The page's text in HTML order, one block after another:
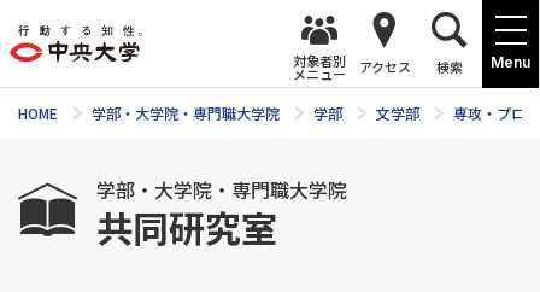
Menu
対象者別
メニュー アクセス 検索
HOME 学部・大学院・専門職大学院 学部 文学部 専攻・プロ
学部・大学院・専門職大学院
共同研究室